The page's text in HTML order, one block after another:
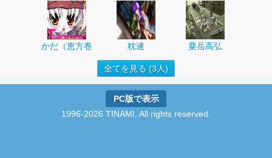
かだ（恵方巻 枕連 粟岳高弘
全てを見る (3人)
PC版で表示
1996-2026 TINAMI. All rights reserved.